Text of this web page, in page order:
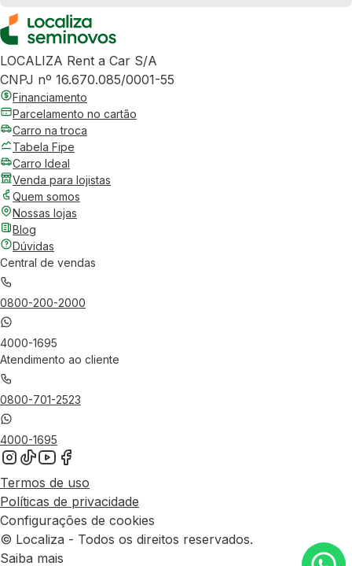
LOCALIZA Rent a Car S/A
CNPJ nº 16.670.085/0001-55
Financiamento
Parcelamento no cartão
Carro na troca
Tabela Fipe
Carro Ideal
Venda para lojistas
Quem somos
Nossas lojas
Blog
Dúvidas
Central de vendas
0800-200-2000
4000-1695
Atendimento ao cliente
0800-701-2523
4000-1695
Termos de uso
Políticas de privacidade
Configurações de cookies
© Localiza - Todos os direitos reservados.
Saiba mais